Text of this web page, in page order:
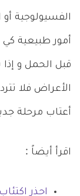
الفسيولوجية
أمور طبيعية
قبل الحمل و
الأعراض فلا
أعتاب مرحلة
اقرأ أيضاً :
احذر